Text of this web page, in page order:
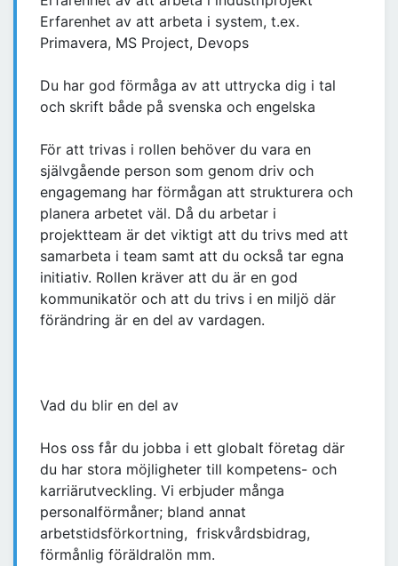
Erfarenhet av att arbeta i system, t.ex.
Primavera, MS Project, Devops
Du har god förmåga av att uttrycka dig i tal
och skrift både på svenska och engelska
För att trivas i rollen behöver du vara en
självgående person som genom driv och
engagemang har förmågan att strukturera och
planera arbetet väl. Då du arbetar i
projektteam är det viktigt att du trivs med att
samarbeta i team samt att du också tar egna
initiativ. Rollen kräver att du är en god
kommunikatör och att du trivs i en miljö där
förändring är en del av vardagen.
Vad du blir en del av
Hos oss får du jobba i ett globalt företag där
du har stora möjligheter till kompetens- och
karriärutveckling. Vi erbjuder många
personalförmåner; bland annat
arbetstidsförkortning, friskvårdsbidrag,
förmånlig föräldralön mm.